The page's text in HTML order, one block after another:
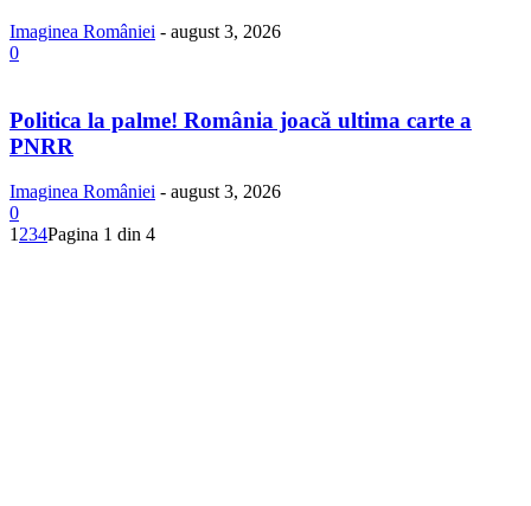
Imaginea României - august 3, 2026
0
Politica la palme! România joacă ultima carte a
PNRR
Imaginea României - august 3, 2026
0
1 234Pagina 1 din 4